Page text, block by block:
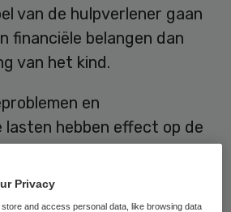
van de hulpverlener gaan
financiële belangen dan
van het kind.
en
hebben effect op de
instellingen. Dit leidt
wachtlijsten, het uitblijven
Privacy
and access personal data, like browsing data